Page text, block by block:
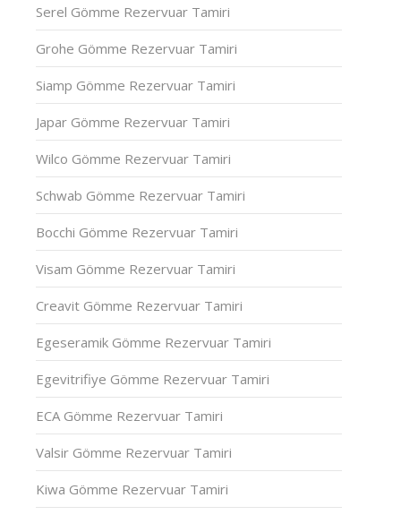
Serel Gömme Rezervuar Tamiri
Grohe Gömme Rezervuar Tamiri
Siamp Gömme Rezervuar Tamiri
Japar Gömme Rezervuar Tamiri
Wilco Gömme Rezervuar Tamiri
Schwab Gömme Rezervuar Tamiri
Bocchi Gömme Rezervuar Tamiri
Visam Gömme Rezervuar Tamiri
Creavit Gömme Rezervuar Tamiri
Egeseramik Gömme Rezervuar Tamiri
Egevitrifiye Gömme Rezervuar Tamiri
ECA Gömme Rezervuar Tamiri
Valsir Gömme Rezervuar Tamiri
Kiwa Gömme Rezervuar Tamiri